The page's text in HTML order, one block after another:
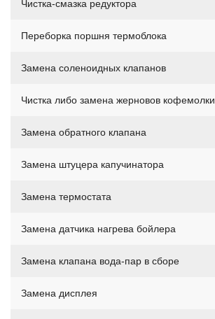
Чистка-смазка редуктора
Переборка поршня термоблока
Замена соленоидных клапанов
Чистка либо замена жерновов кофемолки
Замена обратного клапана
Замена штуцера капучинатора
Замена термостата
Замена датчика нагрева бойлера
Замена клапана вода-пар в сборе
Замена дисплея